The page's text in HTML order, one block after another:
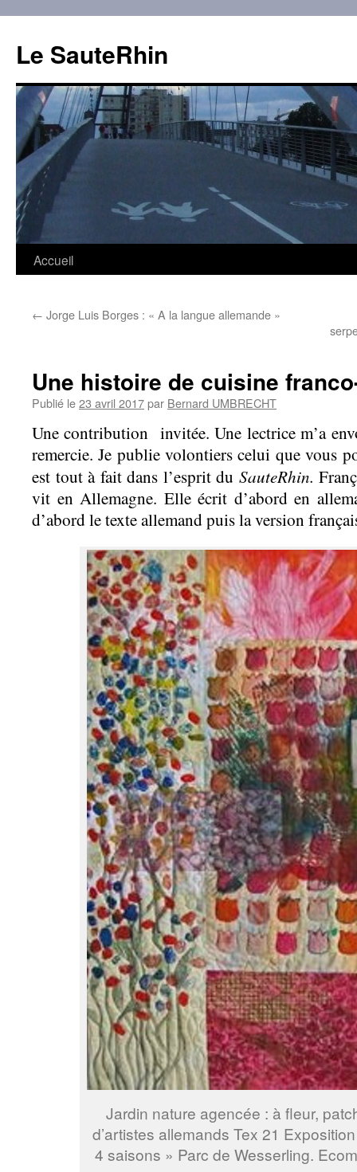
contenu
Le SauteRhin
Accueil
← Jorge Luis Borges : « A la langue allemande »
Une histoire de cuisine
Publié le23 avril 2017par Bernard UMBRECHT
Une contribution invitée. Une lectrice m’a
remercie. Je publie volontiers celui que vous
est tout à fait dans l’esprit du SauteRhin.
vit en Allemagne. Elle écrit d’abord en
d’abord le texte allemand puis la version
Jardin nature agencée : à fleur,
d’artistes allemands Tex 21
4 saisons » Parc de Wesserling.